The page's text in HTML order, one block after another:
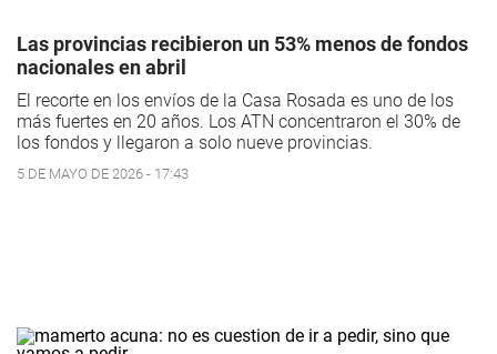
Las provincias recibieron un 53% menos de fondos
nacionales en abril
El recorte en los envíos de la Casa Rosada es uno de los
más fuertes en 20 años. Los ATN concentraron el 30% de
los fondos y llegaron a solo nueve provincias.
5 DE MAYO DE 2026 - 17:43